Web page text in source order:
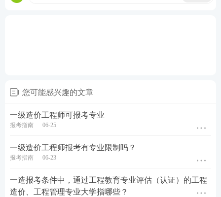
根据《造价工程师职业资格制度规定》，报考专业分
但工作年限要求不同。
程教育专业评估（认证）的工程管理专业大学
您可能感兴趣的文章
一级造价工程师可报考专业
报考指南 06-25
一级造价工程师报考有专业限制吗？
报考指南 06-23
一造报考条件中，通过工程教育专业评估（认证）的工程
造价、工程管理专业大学指哪些？